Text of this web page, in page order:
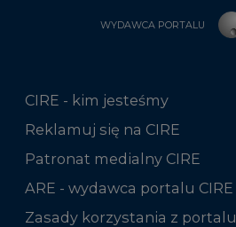
WYDAWCA PORTALU
CIRE - kim jesteśmy
Reklamuj się na CIRE
Patronat medialny CIRE
ARE - wydawca portalu CIRE
Zasady korzystania z portalu